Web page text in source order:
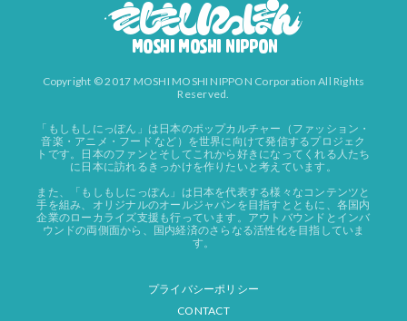
Copyright © 2017 MOSHI MOSHI NIPPON Corporation All Rights
Reserved.
「もしもしにっぽん」は日本のポップカルチャー（ファッション・
音楽・アニメ・フード など）を世界に向けて発信するプロジェク
トです。日本のファンとそしてこれから好きになってくれる人たち
に日本に訪れるきっかけを作りたいと考えています。
また、「もしもしにっぽん」は日本を代表する様々なコンテンツと
手を組み、オリジナルのオールジャパンを目指すとともに、各国内
企業のローカライズ支援も行っています。アウトバウンドとインバ
ウンドの両側面から、国内経済のさらなる活性化を目指していま
す。
プライバシーポリシー
CONTACT